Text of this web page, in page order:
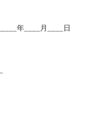
年____月____日